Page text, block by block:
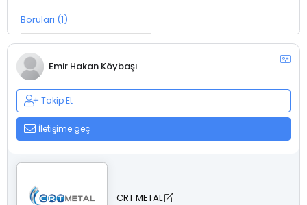
Boruları (1)
Emir Hakan Köybaşı
Takip Et
İletişime geç
CRT METAL